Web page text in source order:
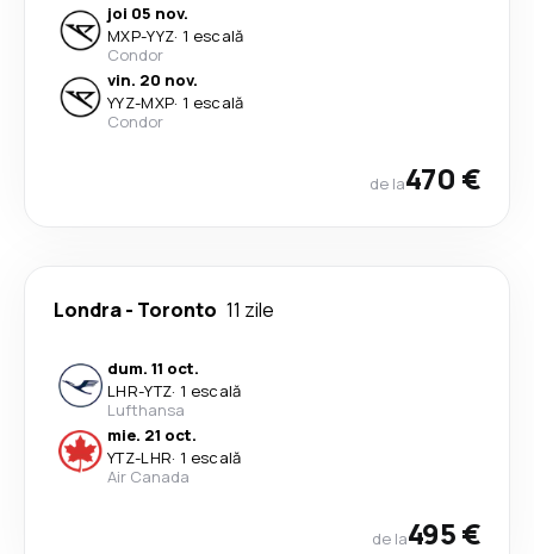
joi 05 nov.
MXP-YYZ· 1 escală
Condor
vin. 20 nov.
YYZ-MXP· 1 escală
Condor
de la470 €
Londra- Toronto 11 zile
dum. 11 oct.
LHR-YTZ· 1 escală
Lufthansa
mie. 21 oct.
YTZ-LHR· 1 escală
Air Canada
de la495 €